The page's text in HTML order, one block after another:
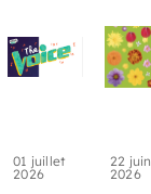
01 juillet
2026
22 juin
2026